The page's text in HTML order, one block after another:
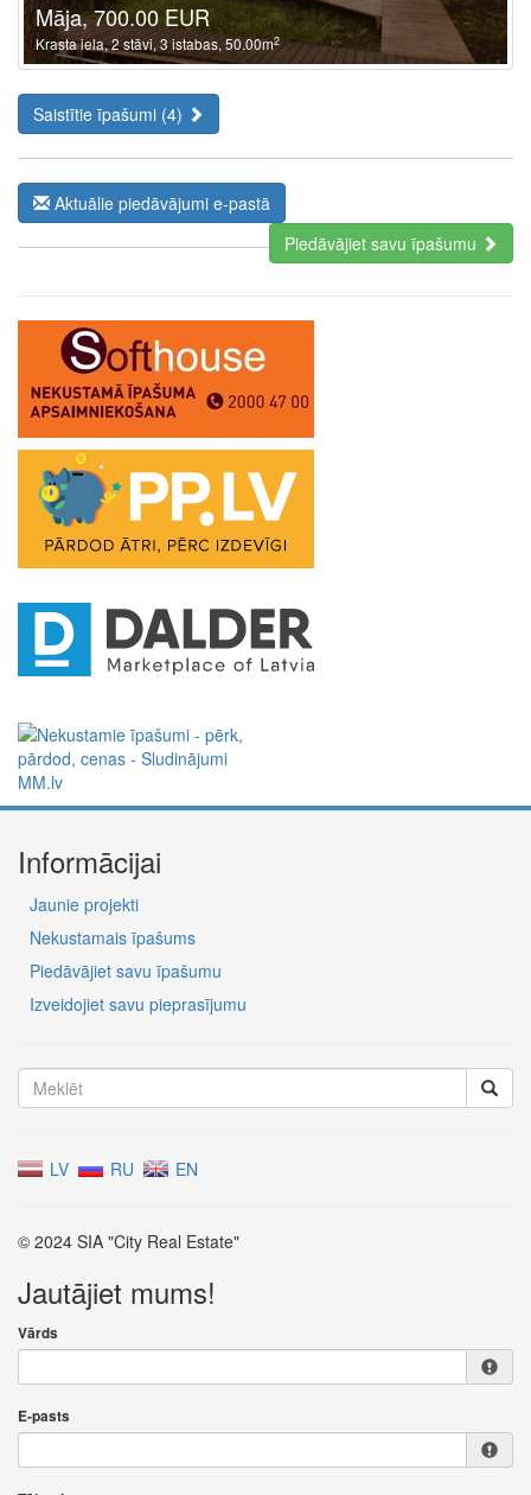
Māja, 700.00 EUR
Krasta iela, 2 stāvi, 3 istabas, 50.00m2
Saistītie īpašumi (4)
Aktuālie piedāvājumi e-pastā
Piedāvājiet savu īpašumu
Informācijai
Jaunie projekti
Nekustamais īpašums
Piedāvājiet savu īpašumu
Izveidojiet savu pieprasījumu
LV RU EN
© 2024 SIA "City Real Estate"
Jautājiet mums!
Vārds
E-pasts